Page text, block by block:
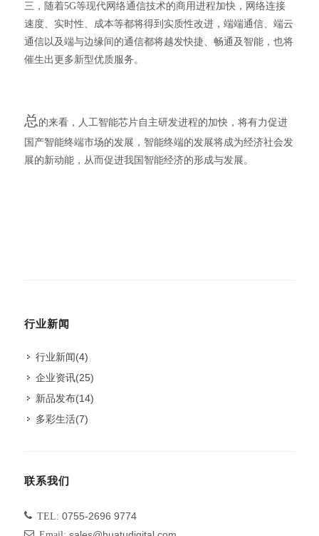
三，随着5G等现代网络通信技术的商用进程加快，网络连接
速度、实时性、成本等都将得到实质性改进，端端通信、端云
通信以及端与边缘间的通信都将越发快捷、畅通及智能，也将
催生出更多新型优质服务。
总 的来看，人工智能芯片自主研发进程的加快，将有力促进
国产智能终端市场的发展，智能终端的发展将成为经济社会发
展的新动能，从而促进我国智能经济的形成与发展。
行业新闻
行业新闻(4)
企业资讯(25)
新品发布(14)
多彩生活(7)
联系我们
TEL: 0755-2696 9774
Email: